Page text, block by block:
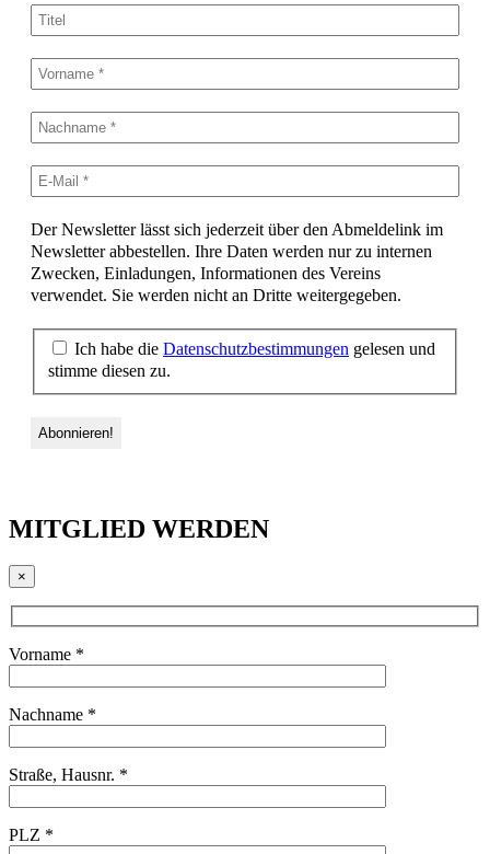
Der Newsletter lässt sich jederzeit über den Abmeldelink im
Newsletter abbestellen. Ihre Daten werden nur zu internen
Zwecken, Einladungen, Informationen des Vereins
verwendet. Sie werden nicht an Dritte weitergegeben.
Ich habe die Datenschutzbestimmungen gelesen und
stimme diesen zu.
MITGLIED WERDEN
×
Vorname *
Nachname *
Straße, Hausnr. *
PLZ *